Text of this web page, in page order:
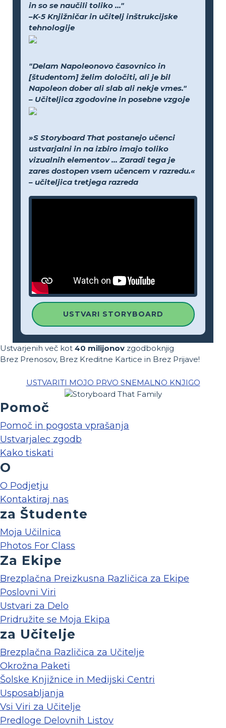
in so se naučili toliko ..."
–K-5 Knjižničar in učitelj inštrukcijske
tehnologije
"Delam Napoleonovo časovnico in
[študentom] želim določiti, ali je bil
Napoleon dober ali slab ali nekje vmes."
– Učiteljica zgodovine in posebne vzgoje
»S Storyboard That postanejo učenci
ustvarjalni in na izbiro imajo toliko
vizualnih elementov ... Zaradi tega je
zares dostopen vsem učencem v razredu.«
– učiteljica tretjega razreda
USTVARI STORYBOARD
Ustvarjenih več kot 40 milijonov zgodboknjig
Brez Prenosov, Brez Kreditne Kartice in Brez Prijave!
USTVARITI MOJO PRVO SNEMALNO KNJIGO
Pomoč
Pomoč in pogosta vprašanja
Ustvarjalec zgodb
Kako tiskati
O
O Podjetju
Kontaktiraj nas
za Študente
Moja Učilnica
Photos For Class
Za Ekipe
Brezplačna Preizkusna Različica za Ekipe
Poslovni Viri
Ustvari za Delo
Pridružite se Moja Ekipa
za Učitelje
Brezplačna Različica za Učitelje
Okrožna Paketi
Šolske Knjižnice in Medijski Centri
Usposabljanja
Vsi Viri za Učitelje
Predloge Delovnih Listov